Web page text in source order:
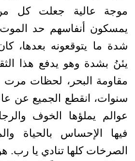
موجة عالية جعلت كل
يمسكون أنفاسهم حد
شدة ما يتوقعونه بعدها،
يئنُ بشدة وهو يدفع هذا
مقاومة البحر، لحظات مرت
سنوات، انقطع الجميع عن
عوالم يملؤها الخوف
فيها الإحساس بالحياة
الصرخات كلها تنادي يا رب.